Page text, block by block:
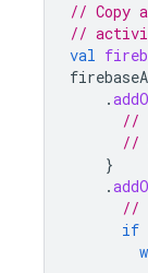
// Copy
//
val
.
//
//
}
.
//
if